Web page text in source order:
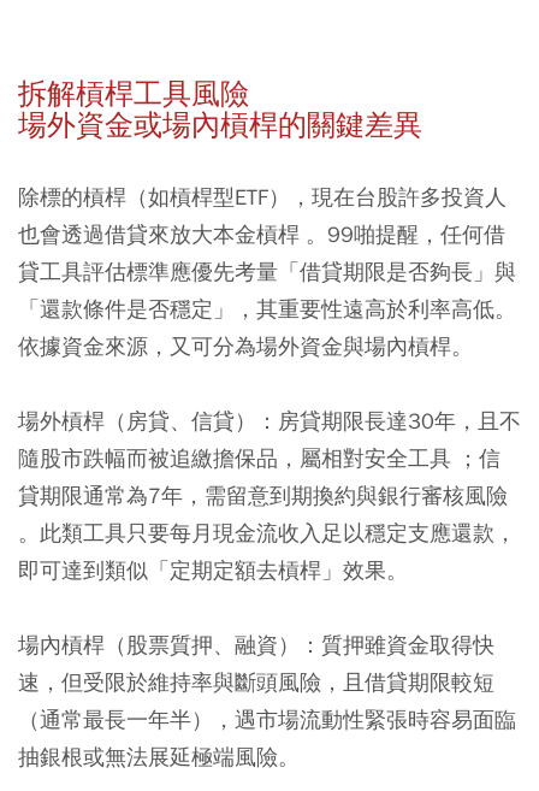
拆解槓桿工具風險
場外資金或場內槓桿的關鍵差異
除標的槓桿（如槓桿型ETF），現在台股許多投資人
也會透過借貸來放大本金槓桿 。99啪提醒，任何借
貸工具評估標準應優先考量「借貸期限是否夠長」與
「還款條件是否穩定」，其重要性遠高於利率高低。
依據資金來源，又可分為場外資金與場內槓桿。
場外槓桿（房貸、信貸）
：房貸期限長達30年，且不
隨股市跌幅而被追繳擔保品，屬相對安全工具 ；信
貸期限通常為7年，需留意到期換約與銀行審核風險
。此類工具只要每月現金流收入足以穩定支應還款，
即可達到類似「定期定額去槓桿」效果。
場內槓桿（股票質押、融資）
：質押雖資金取得快
速，但受限於維持率與斷頭風險，且借貸期限較短
（通常最長一年半），遇市場流動性緊張時容易面臨
抽銀根或無法展延極端風險。